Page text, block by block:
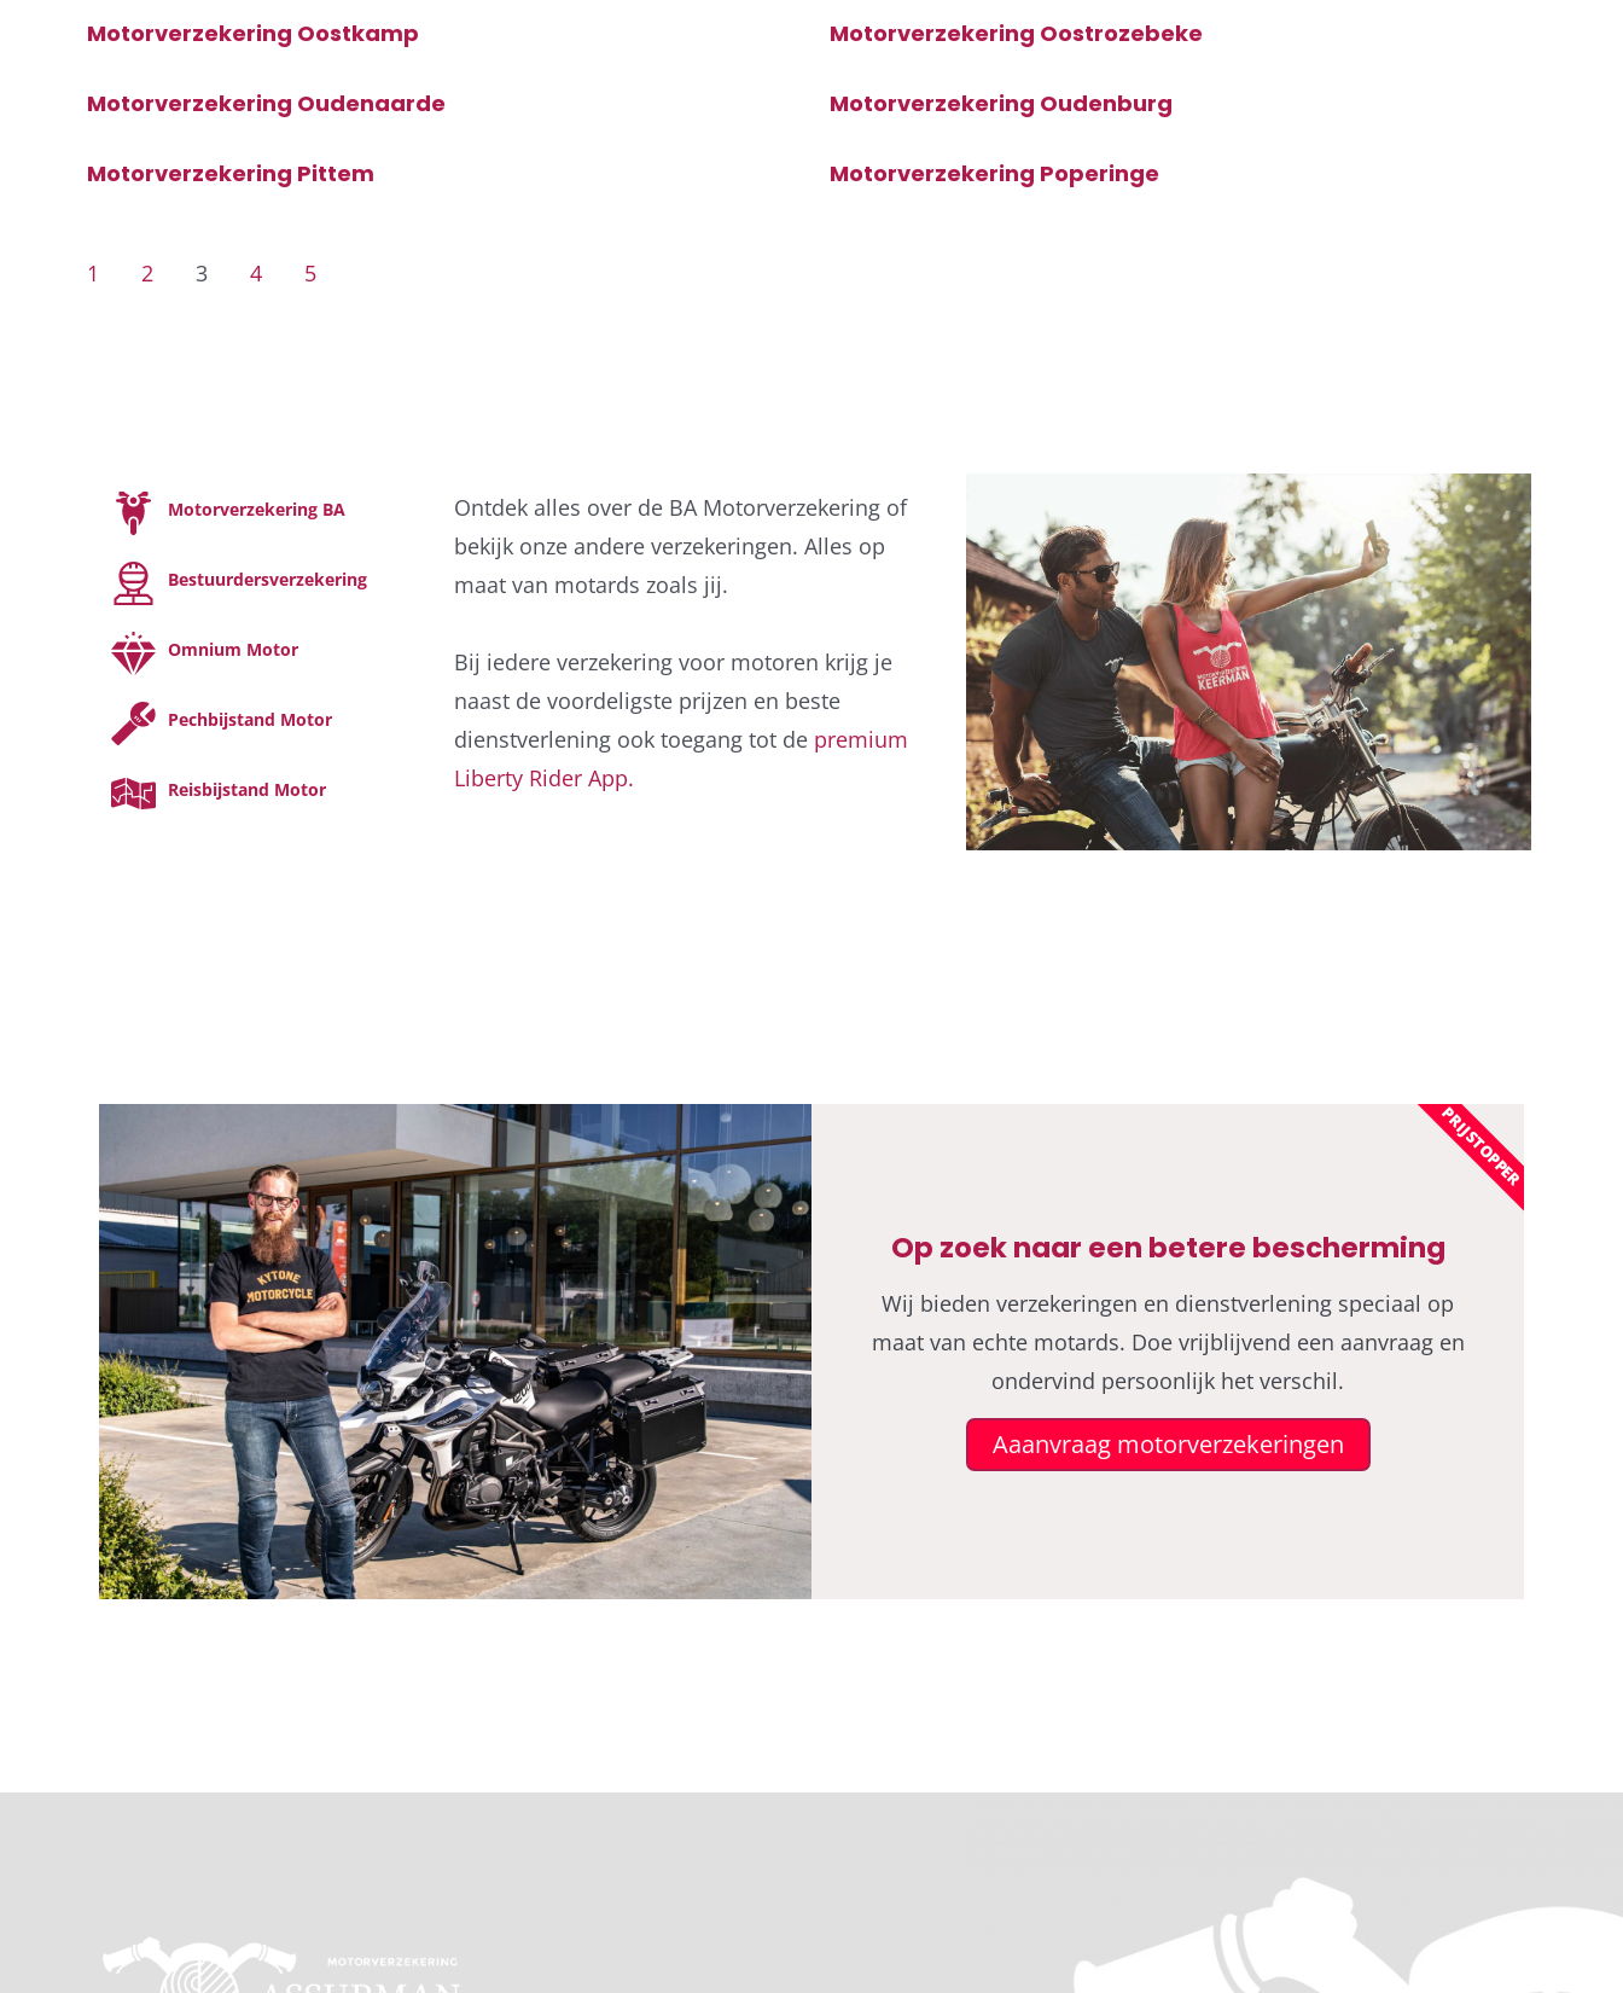
Motorverzekering Oostkamp Motorverzekering Oostrozebeke
Motorverzekering Oudenaarde Motorverzekering Oudenburg
Motorverzekering Pittem Motorverzekering Poperinge
1 2 3 4 5
Motorverzekering BA
Bestuurdersverzekering
Omnium Motor
Pechbijstand Motor
Reisbijstand Motor
Ontdek alles over de BA Motorverzekering of
bekijk onze andere verzekeringen. Alles op
maat van motards zoals jij.
Bij iedere verzekering voor motoren krijg je
naast de voordeligste prijzen en beste
dienstverlening ook toegang tot de premium
Liberty Rider App.
Op zoek naar een betere bescherming
Wij bieden verzekeringen en dienstverlening speciaal op
maat van echte motards. Doe vrijblijvend een aanvraag en
ondervind persoonlijk het verschil.
Aaanvraag motorverzekeringen
PRIJSTOPPER